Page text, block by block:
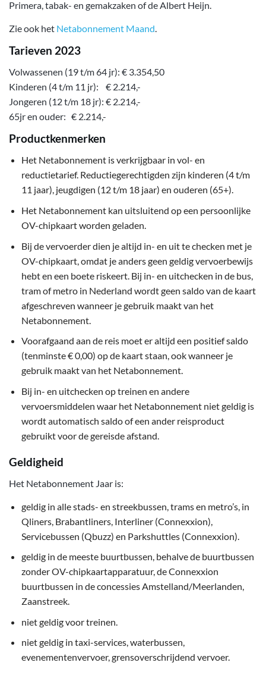
Primera, tabak- en gemakzaken of de Albert Heijn.
Zie ook het Netabonnement Maand.
Tarieven 2023
Volwassenen (19 t/m 64 jr): € 3.354,50
Kinderen (4 t/m 11 jr): € 2.214,-
Jongeren (12 t/m 18 jr): € 2.214,-
65jr en ouder: € 2.214,-
Productkenmerken
Het Netabonnement is verkrijgbaar in vol- en
reductietarief. Reductiegerechtigden zijn kinderen (4 t/m
11 jaar), jeugdigen (12 t/m 18 jaar) en ouderen (65+).
Het Netabonnement kan uitsluitend op een persoonlijke
OV-chipkaart worden geladen.
Bij de vervoerder dien je altijd in- en uit te checken met je
OV-chipkaart, omdat je anders geen geldig vervoerbewijs
hebt en een boete riskeert. Bij in- en uitchecken in de bus,
tram of metro in Nederland wordt geen saldo van de kaart
afgeschreven wanneer je gebruik maakt van het
Netabonnement.
Voorafgaand aan de reis moet er altijd een positief saldo
(tenminste € 0,00) op de kaart staan, ook wanneer je
gebruik maakt van het Netabonnement.
Bij in- en uitchecken op treinen en andere
vervoersmiddelen waar het Netabonnement niet geldig is
wordt automatisch saldo of een ander reisproduct
gebruikt voor de gereisde afstand.
Geldigheid
Het Netabonnement Jaar is:
geldig in alle stads- en streekbussen, trams en metro’s, in
Qliners, Brabantliners, Interliner (Connexxion),
Servicebussen (Qbuzz) en Parkshuttles (Connexxion).
geldig in de meeste buurtbussen, behalve de buurtbussen
zonder OV-chipkaartapparatuur, de Connexxion
buurtbussen in de concessies Amstelland/Meerlanden,
Zaanstreek.
niet geldig voor treinen.
niet geldig in taxi-services, waterbussen,
evenementenvervoer, grensoverschrijdend vervoer.